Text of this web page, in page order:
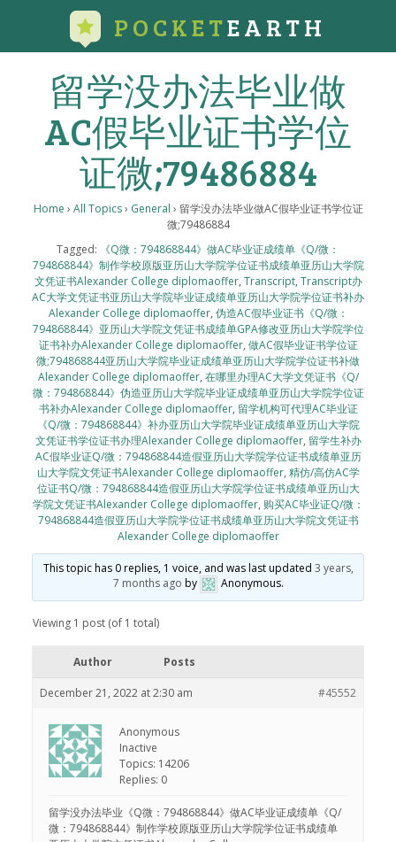
POCKETEARTH
留学没办法毕业做
AC假毕业证书学位
证微;79486884
Home › All Topics › General › 留学没办法毕业做AC假毕业证书学位证
微;79486884
Tagged:
《Q微：794868844》做AC毕业证成绩单《Q/微：
794868844》制作学校原版亚历山大学院学位证书成绩单亚历山大学院
文凭证书Alexander College diplomaoffer, Transcript, Transcript办
AC大学文凭证书亚历山大学院毕业证成绩单亚历山大学院学位证书补办
Alexander College diplomaoffer, 伪造AC假毕业证书《Q/微：
794868844》亚历山大学院文凭证书成绩单GPA修改亚历山大学院学位
证书补办Alexander College diplomaoffer, 做AC假毕业证书学位证
微;794868844亚历山大学院毕业证成绩单亚历山大学院学位证书补做
Alexander College diplomaoffer, 在哪里办理AC大学文凭证书《Q/
微：794868844》伪造亚历山大学院毕业证成绩单亚历山大学院学位证
书补办Alexander College diplomaoffer, 留学机构可代理AC毕业证
《Q/微：794868844》补办亚历山大学院毕业证成绩单亚历山大学院
文凭证书学位证书办理Alexander College diplomaoffer, 留学生补办
AC假毕业证Q/微：794868844造假亚历山大学院学位证书成绩单亚历
山大学院文凭证书Alexander College diplomaoffer, 精仿/高仿AC学
位证书Q/微：794868844造假亚历山大学院学位证书成绩单亚历山大
学院文凭证书Alexander College diplomaoffer, 购买AC毕业证Q/微：
794868844造假亚历山大学院学位证书成绩单亚历山大学院文凭证书
Alexander College diplomaoffer
This topic has 0 replies, 1 voice, and was last updated 3 years,
7 months ago by Anonymous.
Viewing 1 post (of 1 total)
Author Posts
December 21, 2022 at 2:30 am #45552
Anonymous
Inactive
Topics: 14206
Replies: 0
留学没办法毕业《Q微：794868844》做AC毕业证成绩单《Q/
微：794868844》制作学校原版亚历山大学院学位证书成绩单